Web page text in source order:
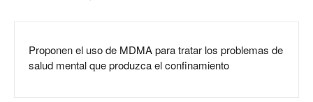
Proponen el uso de MDMA para tratar los problemas de
salud mental que produzca el confinamiento